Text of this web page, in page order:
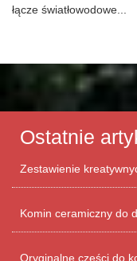
łącze światłowodowe...
Ostatnie
Zestawienie
Komin ceramiczny do
Oryginalne części do